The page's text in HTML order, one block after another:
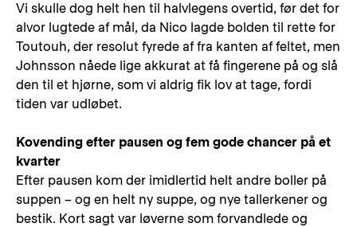
Vi skulle dog helt hen til halvlegens overtid, før det for
alvor lugtede af mål, da Nico lagde bolden til rette for
Toutouh, der resolut fyrede af fra kanten af feltet, men
Johnsson nåede lige akkurat at få fingerene på og slå
den til et hjørne, som vi aldrig fik lov at tage, fordi
tiden var udløbet.
Kovending efter pausen og fem gode chancer på et
kvarter
Efter pausen kom der imidlertid helt andre boller på
suppen – og en helt ny suppe, og nye tallerkener og
bestik. Kort sagt var løverne som forvandlede og